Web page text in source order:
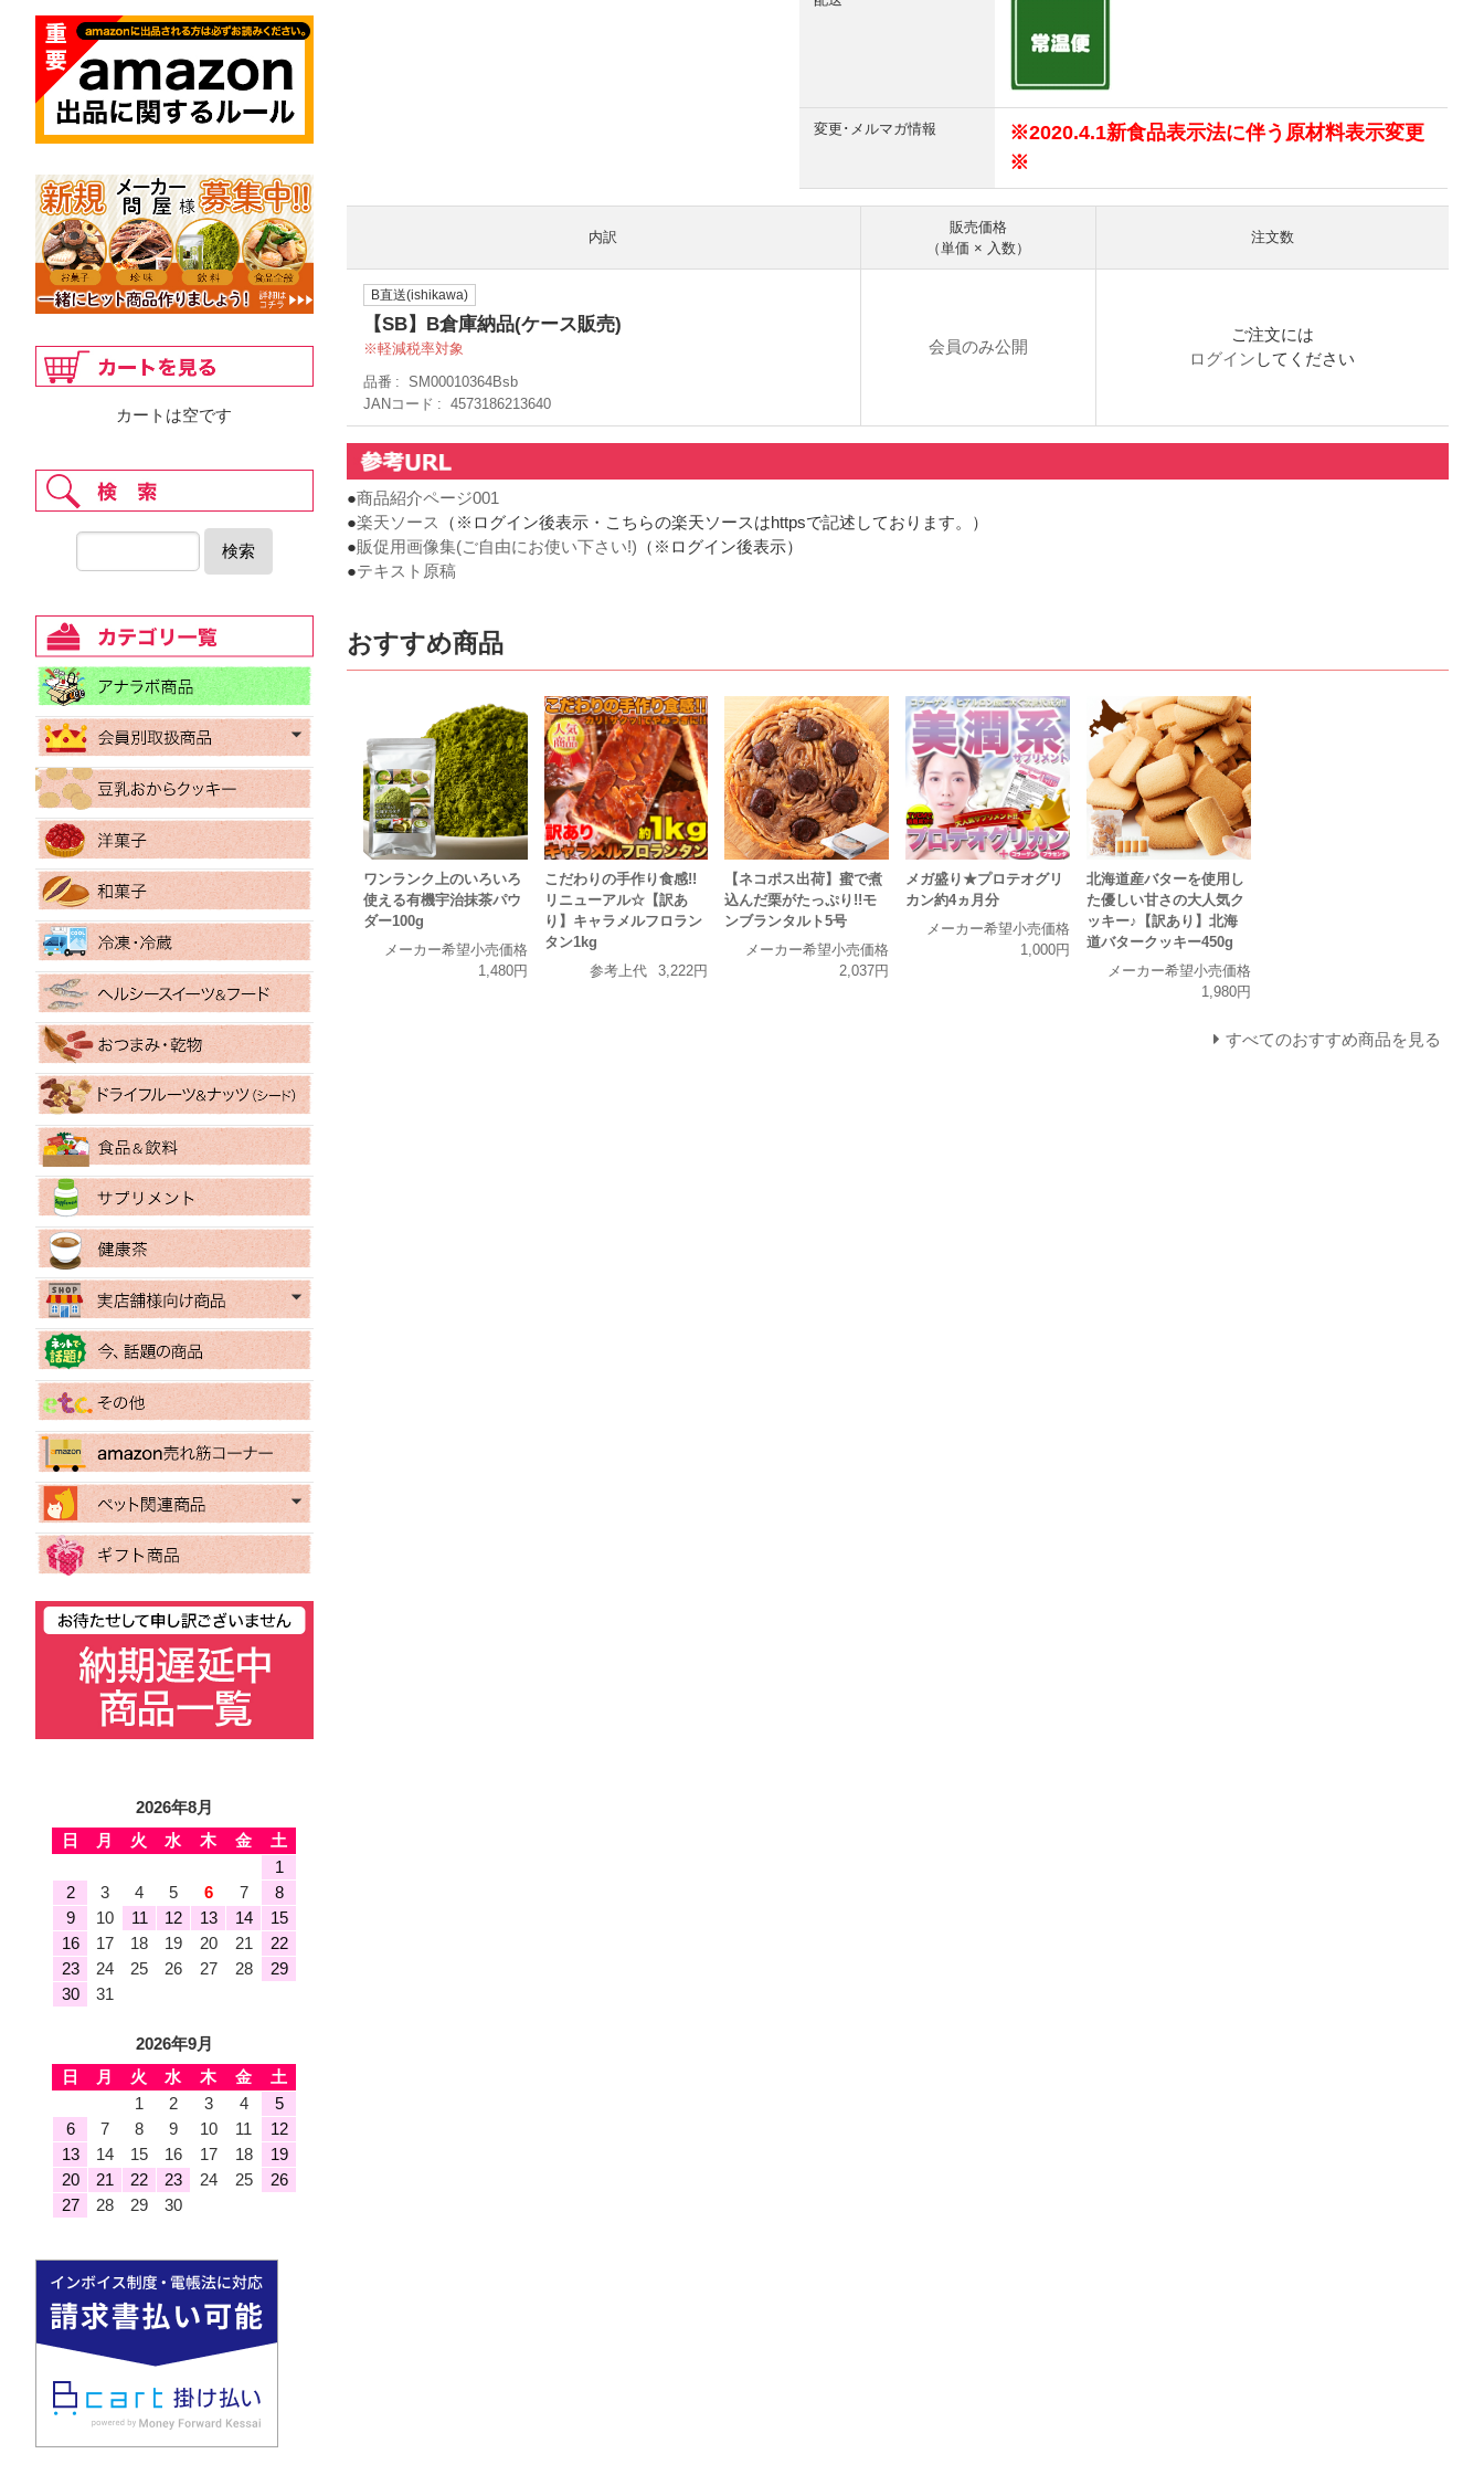
変更･メルマガ情報
※2020.4.1新食品表示法に伴う原材料表示変更
※
内訳
販売価格
（単価 × 入数）
注文数
B直送(ishikawa)
【SB】B倉庫納品(ケース販売)
軽減税率対象
品番
SM00010364Bsb
JANコード
4573186213640
会員のみ公開
ご注文には
ログイン してください
●商品紹介ページ001
●楽天ソース （※ログイン後表示・こちらの楽天ソースはhttpsで記述しております。）
●販促用画像集(ご自由にお使い下さい!) （※ログイン後表示）
●テキスト原稿
おすすめ商品
ワンランク上のいろいろ
使える有機宇治抹茶パウ
ダー100g
メーカー希望小売価格
1,480円
こだわりの手作り食感!!
リニューアル☆【訳あ
り】キャラメルフロラン
タン1kg
参考上代
3,222円
【ネコポス出荷】蜜で煮
込んだ栗がたっぷり!!モ
ンブランタルト5号
メーカー希望小売価格
2,037円
メガ盛り★プロテオグリ
カン約4ヵ月分
メーカー希望小売価格
1,000円
北海道産バターを使用し
た優しい甘さの大人気ク
ッキー♪【訳あり】北海
道バタークッキー450g
メーカー希望小売価格
1,980円
すべてのおすすめ商品を見る
カートは空です
検索
2026年8月
日
月 火 水 木 金
土
1
2
3 4 5 6 7
8
9
10 11 12 13 14
15
16
17 18 19 20 21
22
23
24 25 26 27 28
29
30
31
2026年9月
日
月 火 水 木 金
土
1
2 3 4
5
6
7 8 9 10 11
12
13
14 15 16 17 18
19
20
21 22 23 24 25
26
27
28 29 30